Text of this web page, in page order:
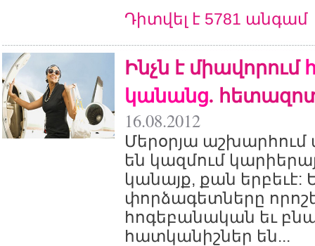
Դիտվել է 5781 անգամ
Ինչն է միավորում
կանանց.
16.08.2012
Մերօրյա աշխարհում
են կազմում
կանայք, քան երբեւէ:
փորձագետները
հոգեբանական եւ
հատկանիշներ են...